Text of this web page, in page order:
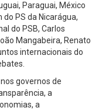
Paraguai, México
PS da Nicarágua,
do PSB, Carlos
Mangabeira, Renato
internacionais do
governos de
a
a